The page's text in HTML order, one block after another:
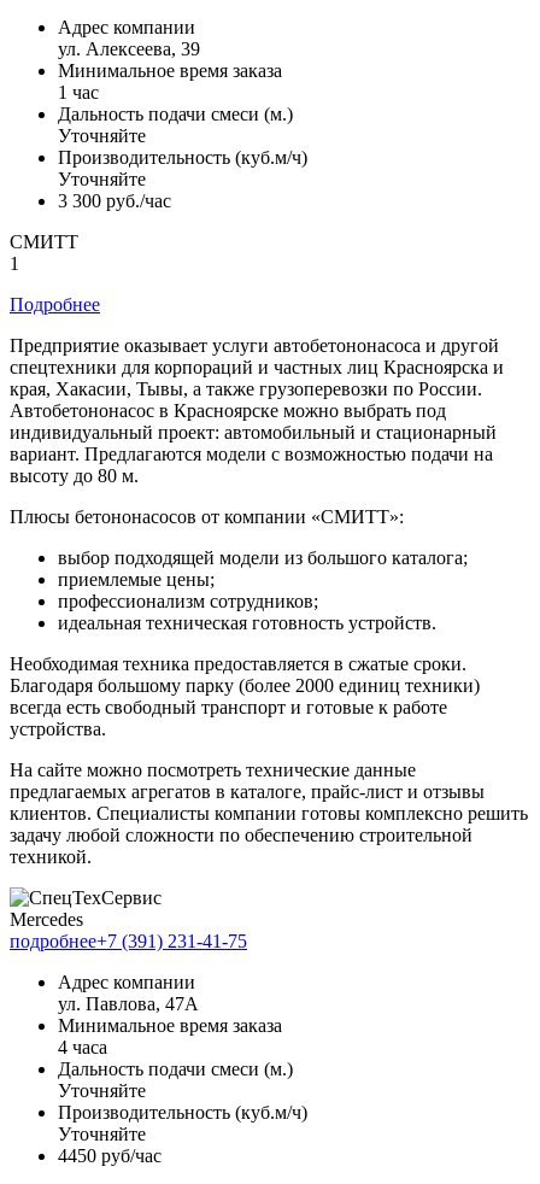
Адрес компании
ул. Алексеева, 39
Минимальное время заказа
1 час
Дальность подачи смеси (м.)
Уточняйте
Производительность (куб.м/ч)
Уточняйте
3 300 руб./час
СМИТТ
1
Подробнее
Предприятие оказывает услуги автобетононасоса и другой
спецтехники для корпораций и частных лиц Красноярска и
края, Хакасии, Тывы, а также грузоперевозки по России.
Автобетононасос в Красноярске можно выбрать под
индивидуальный проект: автомобильный и стационарный
вариант. Предлагаются модели с возможностью подачи на
высоту до 80 м.
Плюсы бетононасосов от компании «СМИТТ»:
выбор подходящей модели из большого каталога;
приемлемые цены;
профессионализм сотрудников;
идеальная техническая готовность устройств.
Необходимая техника предоставляется в сжатые сроки.
Благодаря большому парку (более 2000 единиц техники)
всегда есть свободный транспорт и готовые к работе
устройства.
На сайте можно посмотреть технические данные
предлагаемых агрегатов в каталоге, прайс-лист и отзывы
клиентов. Специалисты компании готовы комплексно решить
задачу любой сложности по обеспечению строительной
техникой.
Mercedes
подробнее+7 (391) 231-41-75
Адрес компании
ул. Павлова, 47А
Минимальное время заказа
4 часа
Дальность подачи смеси (м.)
Уточняйте
Производительность (куб.м/ч)
Уточняйте
4450 руб/час